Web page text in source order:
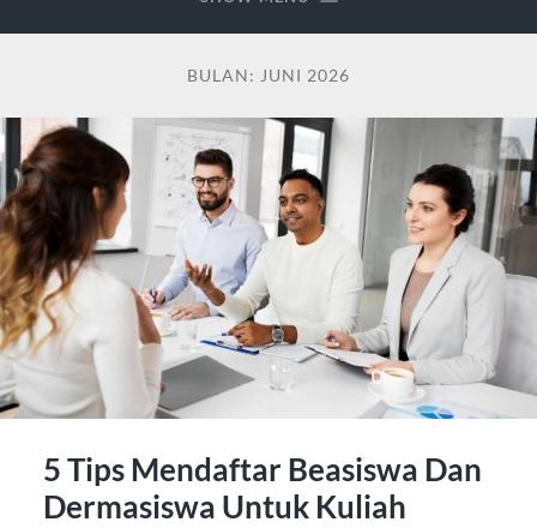
BULAN: JUNI 2026
5 Tips Mendaftar Beasiswa Dan
Dermasiswa Untuk Kuliah